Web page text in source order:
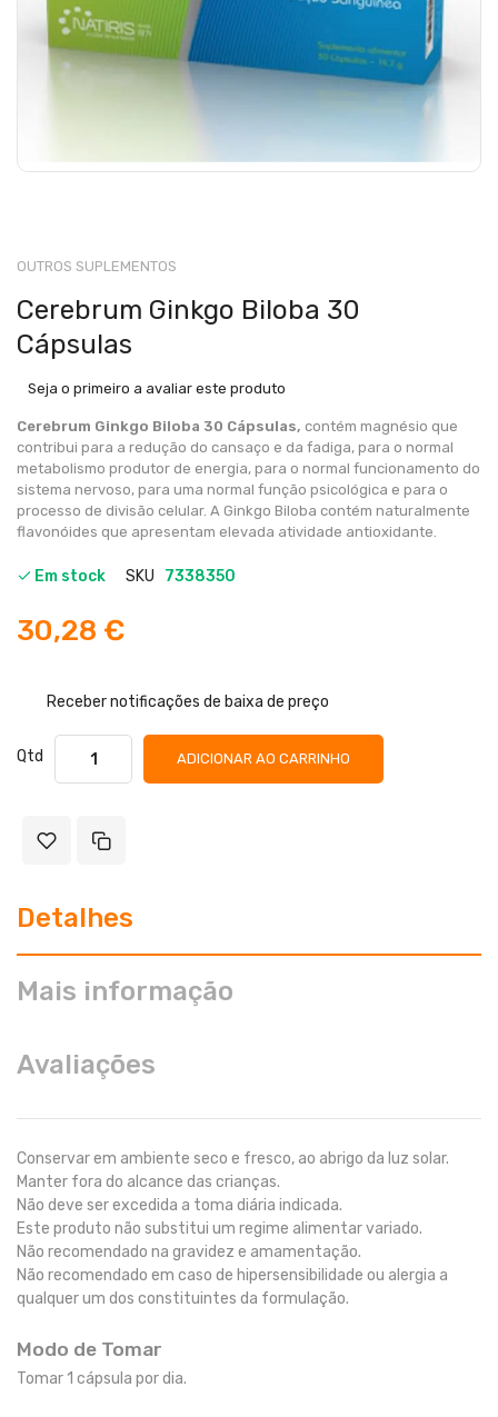
OUTROS SUPLEMENTOS
Cerebrum Ginkgo Biloba 30
Cápsulas
Seja o primeiro a avaliar este produto
Cerebrum Ginkgo Biloba 30 Cápsulas, contém magnésio que
contribui para a redução do cansaço e da fadiga, para o normal
metabolismo produtor de energia, para o normal funcionamento do
sistema nervoso, para uma normal função psicológica e para o
processo de divisão celular. A Ginkgo Biloba contém naturalmente
flavonóides que apresentam elevada atividade antioxidante.
Em stock SKU 7338350
30,28 €
Receber notificações de baixa de preço
Qtd ADICIONAR AO CARRINHO
Detalhes
Mais informação
Avaliações
Conservar em ambiente seco e fresco, ao abrigo da luz solar.
Manter fora do alcance das crianças.
Não deve ser excedida a toma diária indicada.
Este produto não substitui um regime alimentar variado.
Não recomendado na gravidez e amamentação.
Não recomendado em caso de hipersensibilidade ou alergia a
qualquer um dos constituintes da formulação.
Modo de Tomar
Tomar 1 cápsula por dia.